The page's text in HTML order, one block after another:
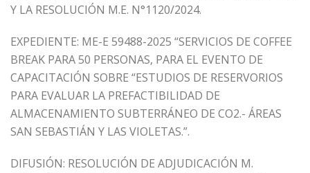
Y LA RESOLUCIÓN M.E. N°1120/2024.
EXPEDIENTE: ME-E 59488-2025 “SERVICIOS DE COFFEE
BREAK PARA 50 PERSONAS, PARA EL EVENTO DE
CAPACITACIÓN SOBRE “ESTUDIOS DE RESERVORIOS
PARA EVALUAR LA PREFACTIBILIDAD DE
ALMACENAMIENTO SUBTERRÁNEO DE CO2.- ÁREAS
SAN SEBASTIÁN Y LAS VIOLETAS.”.
DIFUSIÓN: RESOLUCIÓN DE ADJUDICACIÓN M.